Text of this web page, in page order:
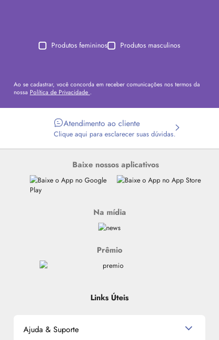
Produtos femininos Produtos masculinos
Ao se cadastrar, você concorda em receber comunicações nos termos da
nossa Política de Privacidade .
Atendimento ao cliente
Clique aqui para esclarecer suas dúvidas.
Baixe nossos aplicativos
Na mídia
Prêmio
Links Úteis
Ajuda & Suporte